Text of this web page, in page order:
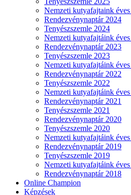
Nemzeti kutyafajtaink
Rendezvénynaptár 2024
Tenyészszemle 2024
Nemzeti kutyafajtáink
Rendezvénynaptár 2023
Tenyészszemle 2023
Nemzeti kutyafajtáink
Rendezvénynaptár 2022
Tenyészszemle 2022
Nemzeti kutyafajtáink
Rendezvénynaptár 2021
Tenyészszemle 2021
Rendezvénynaptár 2020
Tenyészszemle 2020
Nemzeti kutyafajtáink
Rendezvénynaptár 2019
Tenyészszemle 2019
Nemzeti kutyafajtáink
Rendezvénynaptár 2018
Online Champion
Képzések